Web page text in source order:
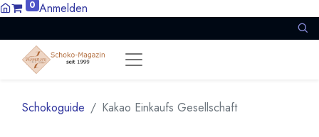
0 Anmelden
Schokoguide Kakao Einkaufs Gesellschaft